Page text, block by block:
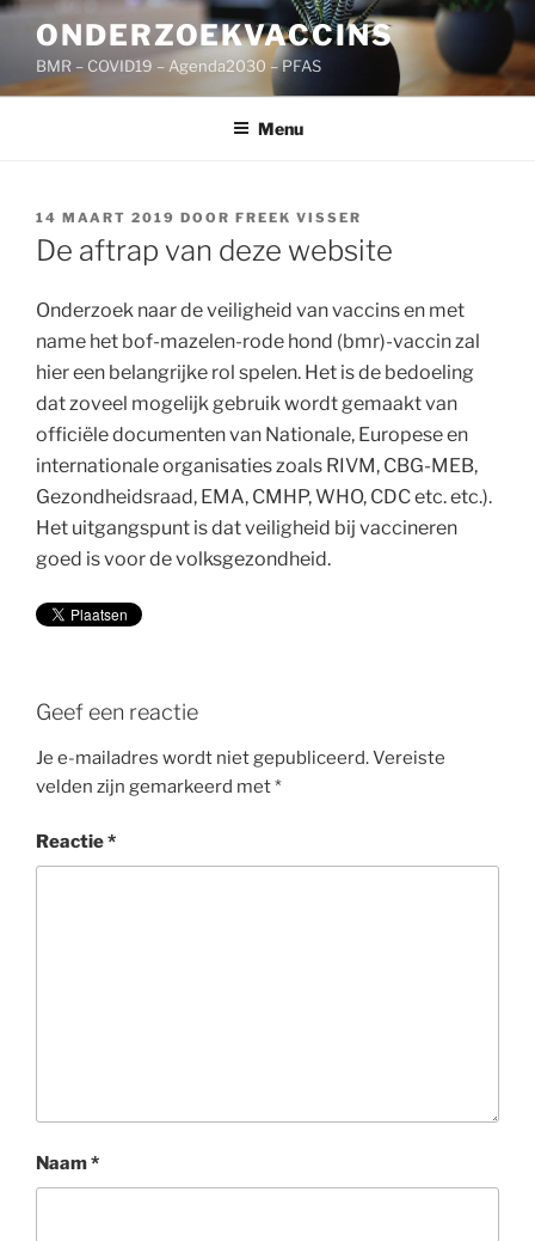
Ga
inhoud
ONDERZOEKVACCINS
BMR – COVID19 – Agenda2030 – PFAS
Menu
GEPLAATST
OP
14 MAART 2019 DOOR FREEK VISSER
De aftrap van deze website
Onderzoek naar de veiligheid van vaccins en met
name het bof-mazelen-rode hond (bmr)-vaccin zal
hier een belangrijke rol spelen. Het is de bedoeling
dat zoveel mogelijk gebruik wordt gemaakt van
officiële documenten van Nationale, Europese en
internationale organisaties zoals RIVM, CBG-MEB,
Gezondheidsraad, EMA, CMHP, WHO, CDC etc. etc.).
Het uitgangspunt is dat veiligheid bij vaccineren
goed is voor de volksgezondheid.
Geef een reactie
Je e-mailadres wordt niet gepubliceerd.Vereiste
velden zijn gemarkeerd met*
Reactie*
Naam*